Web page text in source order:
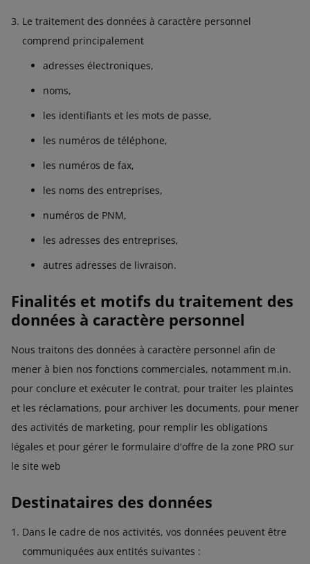
Le traitement des données à caractère personnel
comprend principalement
adresses électroniques,
noms,
les identifiants et les mots de passe,
les numéros de téléphone,
les numéros de fax,
les noms des entreprises,
numéros de PNM,
les adresses des entreprises,
autres adresses de livraison.
Finalités et motifs du traitement des
données à caractère personnel
Nous traitons des données à caractère personnel afin de
mener à bien nos fonctions commerciales, notamment m.in.
pour conclure et exécuter le contrat, pour traiter les plaintes
et les réclamations, pour archiver les documents, pour mener
des activités de marketing, pour remplir les obligations
légales et pour gérer le formulaire d'offre de la zone PRO sur
le site web
Destinataires des données
Dans le cadre de nos activités, vos données peuvent être
communiquées aux entités suivantes :